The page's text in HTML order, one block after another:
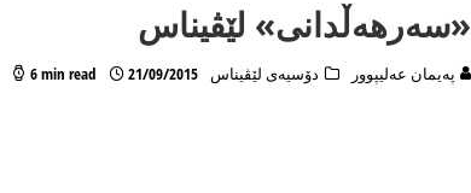
«سەرهەڵدانی» لێڤیناس
پەیمان عەلیپوور دۆسیەی لێڤیناس 21/09/2015
6 min read